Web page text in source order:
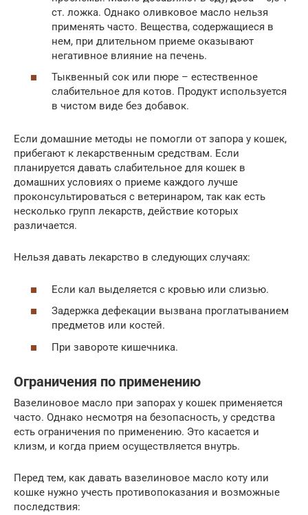
ст. ложка. Однако оливковое масло нельзя
применять часто. Вещества, содержащиеся в
нем, при длительном приеме оказывают
негативное влияние на печень.
Тыквенный сок или пюре – естественное
слабительное для котов. Продукт используется
в чистом виде без добавок.
Если домашние методы не помогли от запора у кошек,
прибегают к лекарственным средствам. Если
планируется давать слабительное для кошек в
домашних условиях о приеме каждого лучше
проконсультироваться с ветеринаром, так как есть
несколько групп лекарств, действие которых
различается.
Нельзя давать лекарство в следующих случаях:
Если кал выделяется с кровью или слизью.
Задержка дефекации вызвана проглатыванием
предметов или костей.
При завороте кишечника.
Ограничения по применению
Вазелиновое масло при запорах у кошек применяется
часто. Однако несмотря на безопасность, у средства
есть ограничения по применению. Это касается и
клизм, и когда прием осуществляется внутрь.
Перед тем, как давать вазелиновое масло коту или
кошке нужно учесть противопоказания и возможные
последствия: